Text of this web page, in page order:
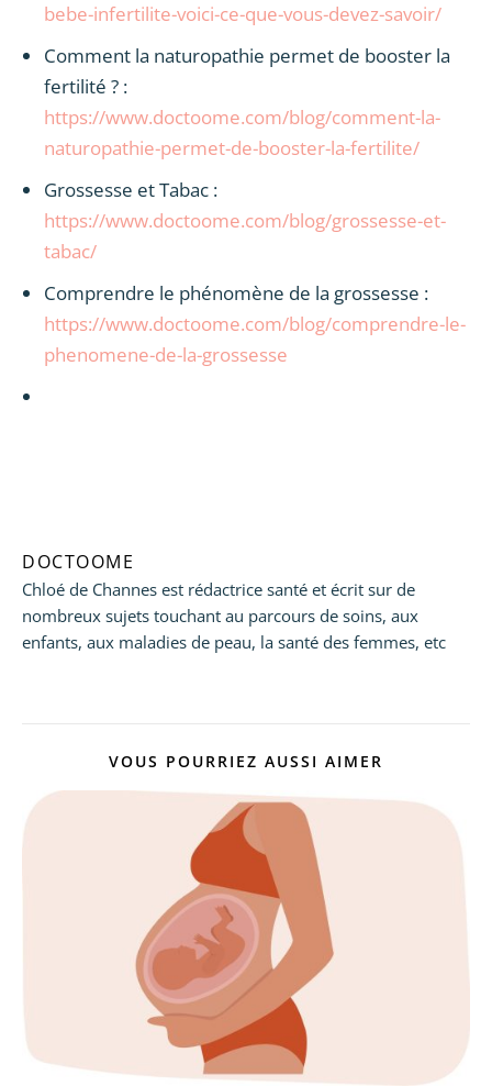
bebe-infertilite-voici-ce-que-vous-devez-savoir/
Comment la naturopathie permet de booster la
fertilité ? :
https://www.doctoome.com/blog/comment-la-
naturopathie-permet-de-booster-la-fertilite/
Grossesse et Tabac :
https://www.doctoome.com/blog/grossesse-et-
tabac/
Comprendre le phénomène de la grossesse :
https://www.doctoome.com/blog/comprendre-le-
phenomene-de-la-grossesse
DOCTOOME
Chloé de Channes est rédactrice santé et écrit sur de
nombreux sujets touchant au parcours de soins, aux
enfants, aux maladies de peau, la santé des femmes, etc
VOUS POURRIEZ AUSSI AIMER